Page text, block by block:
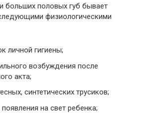
больших половых губ бывает
физиологическими
личной гигиены;
возбуждения после
акта;
синтетических трусиков;
на свет ребенка;